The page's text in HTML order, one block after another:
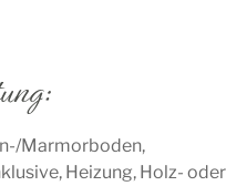
Marmorboden,
Heizung, Holz- oder